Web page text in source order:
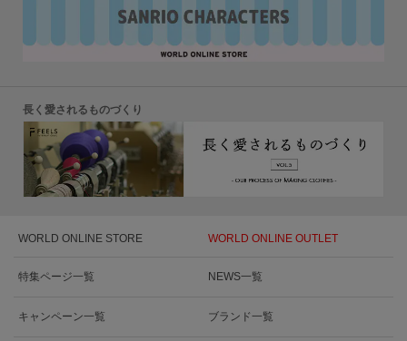
長く愛されるものづくり
WORLD ONLINE STORE WORLD ONLINE OUTLET
特集ページ一覧 NEWS一覧
キャンペーン一覧 ブランド一覧